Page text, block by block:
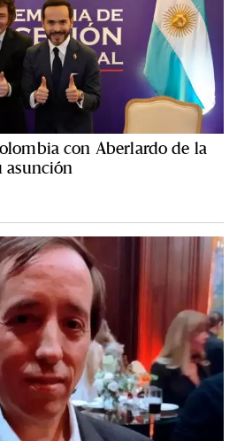
con Aberlardo de la
asunción